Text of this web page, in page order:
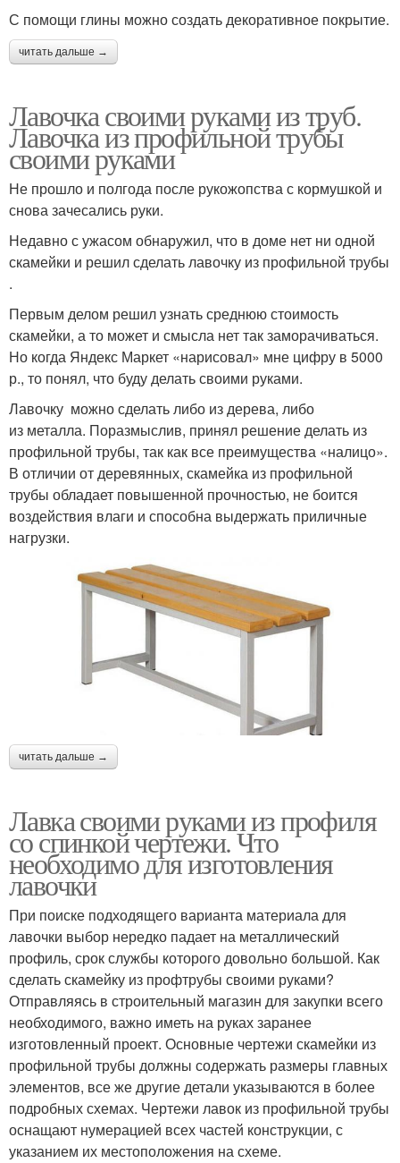
С помощи глины можно создать декоративное покрытие.
читать дальше →
Лавочка своими руками из труб.
Лавочка из профильной трубы
своими руками
Не прошло и полгода после рукожопства с кормушкой и
снова зачесались руки.
Недавно с ужасом обнаружил, что в доме нет ни одной
скамейки и решил сделать лавочку из профильной трубы
.
Первым делом решил узнать среднюю стоимость
скамейки, а то может и смысла нет так заморачиваться.
Но когда Яндекс Маркет «нарисовал» мне цифру в 5000
р., то понял, что буду делать своими руками.
Лавочку можно сделать либо из дерева, либо
из металла. Поразмыслив, принял решение делать из
профильной трубы, так как все преимущества «налицо».
В отличии от деревянных, скамейка из профильной
трубы обладает повышенной прочностью, не боится
воздействия влаги и способна выдержать приличные
нагрузки.
читать дальше →
Лавка своими руками из профиля
со спинкой чертежи. Что
необходимо для изготовления
лавочки
При поиске подходящего варианта материала для
лавочки выбор нередко падает на металлический
профиль, срок службы которого довольно большой. Как
сделать скамейку из профтрубы своими руками?
Отправляясь в строительный магазин для закупки всего
необходимого, важно иметь на руках заранее
изготовленный проект. Основные чертежи скамейки из
профильной трубы должны содержать размеры главных
элементов, все же другие детали указываются в более
подробных схемах. Чертежи лавок из профильной трубы
оснащают нумерацией всех частей конструкции, с
указанием их местоположения на схеме.